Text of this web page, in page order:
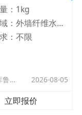
： 1kg
：
外墙纤维水泥板
：不限
巴音库鲁提镇,托帕口岸六号库房 2026-08-05
立即报价